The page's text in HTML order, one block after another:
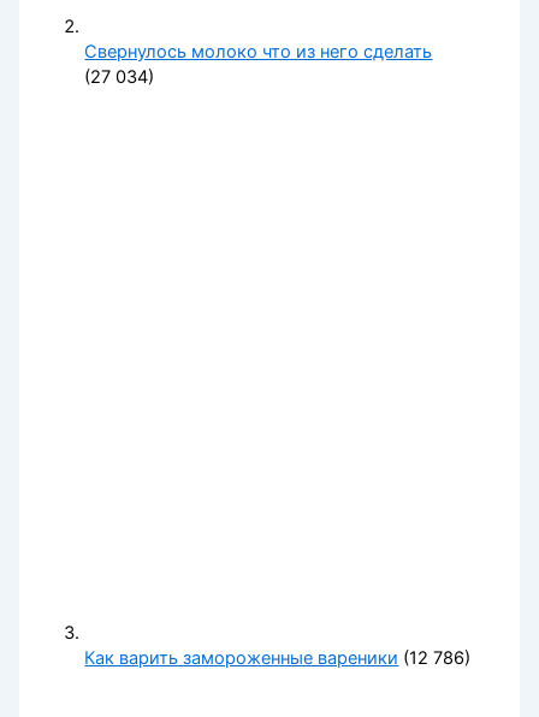
Свернулось молоко что из него сделать
(27 034)
Как варить замороженные вареники (12 786)